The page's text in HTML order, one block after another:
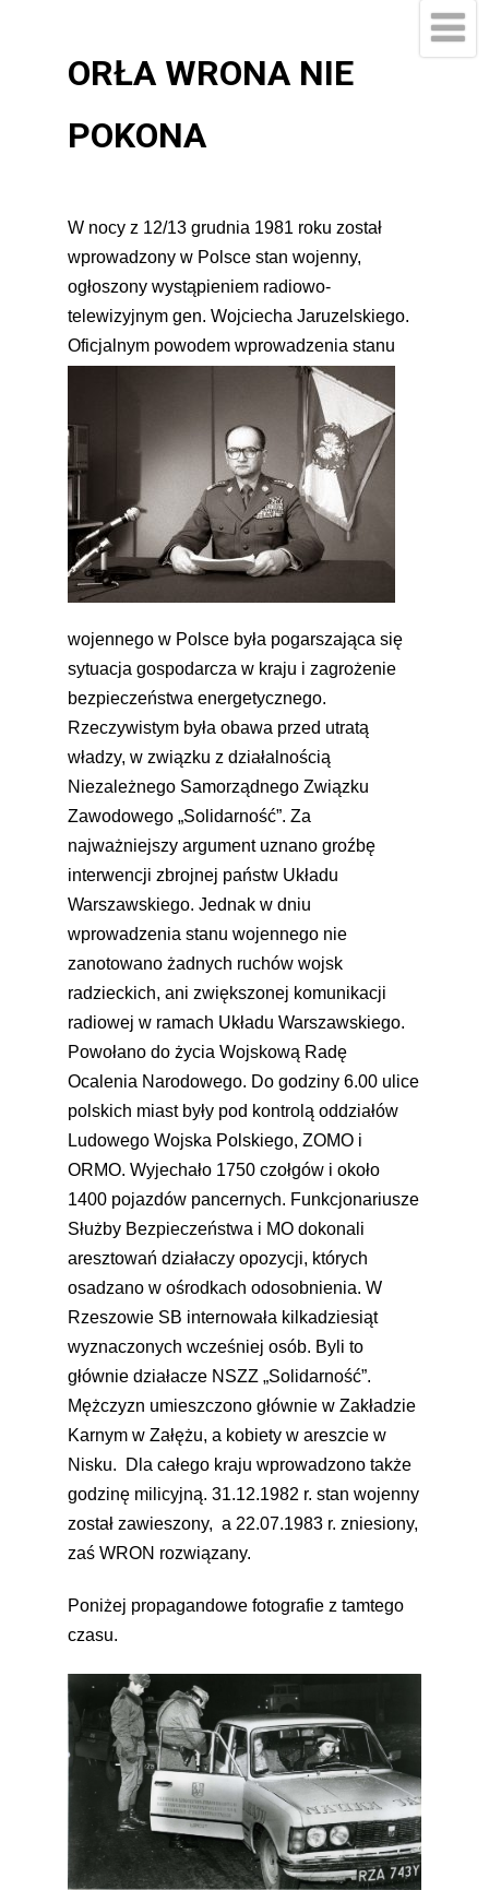
ORŁA WRONA NIE
POKONA
W nocy z 12/13 grudnia 1981 roku został
wprowadzony w Polsce stan wojenny,
ogłoszony wystąpieniem radiowo-
telewizyjnym gen. Wojciecha Jaruzelskiego.
Oficjalnym powodem wprowadzenia stanu
wojennego w Polsce była pogarszająca się
sytuacja gospodarcza w kraju i zagrożenie
bezpieczeństwa energetycznego.
Rzeczywistym była obawa przed utratą
władzy, w związku z działalnością
Niezależnego Samorządnego Związku
Zawodowego „Solidarność”. Za
najważniejszy argument uznano groźbę
interwencji zbrojnej państw Układu
Warszawskiego. Jednak w dniu
wprowadzenia stanu wojennego nie
zanotowano żadnych ruchów wojsk
radzieckich, ani zwiększonej komunikacji
radiowej w ramach Układu Warszawskiego.
Powołano do życia Wojskową Radę
Ocalenia Narodowego. Do godziny 6.00 ulice
polskich miast były pod kontrolą oddziałów
Ludowego Wojska Polskiego, ZOMO i
ORMO. Wyjechało 1750 czołgów i około
1400 pojazdów pancernych. Funkcjonariusze
Służby Bezpieczeństwa i MO dokonali
aresztowań działaczy opozycji, których
osadzano w ośrodkach odosobnienia. W
Rzeszowie SB internowała kilkadziesiąt
wyznaczonych wcześniej osób. Byli to
głównie działacze NSZZ „Solidarność”.
Mężczyzn umieszczono głównie w Zakładzie
Karnym w Załężu, a kobiety w areszcie w
Nisku. Dla całego kraju wprowadzono także
godzinę milicyjną. 31.12.1982 r. stan wojenny
został zawieszony, a 22.07.1983 r. zniesiony,
zaś WRON rozwiązany.
Poniżej propagandowe fotografie z tamtego
czasu.